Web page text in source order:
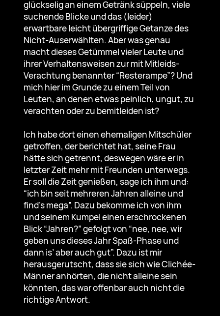
glückselig an einem Getränk süppeln, viele
suchende Blicke und das (leider)
erwartbare leicht übergriffige Getanze des
Nicht-Auserwählten. Aber was genau
macht dieses Getümmel vieler Leute und
ihrer Verhaltensweisen zur mit Mitleids-
Verachtung benannter “Resterampe”? Und
mich hier im Grunde zu einem Teil von
Leuten, an denen etwas peinlich, ungut, zu
verachten oder zu bemitleiden ist?
Ich habe dort einen ehemaligen Mitschüler
getroffen, der berichtet hat, seine Frau
hätte sich getrennt, deswegen wäre er in
letzter Zeit mehr mit Freunden unterwegs.
Er soll die Zeit genießen, sage ich ihm und:
“ich bin seit mehreren Jahren alleine und
find’s mega”. Dazu bekomme ich von ihm
und seinem Kumpel einen erschrockenen
Blick “Jahren?” gefolgt von “nee, nee, wir
geben uns dieses Jahr Spaß-Phase und
dann is’ aber auch gut”. Dazu ist mir
herausgerutscht, dass sie sich wie Clichée-
Männer anhörten, die nicht alleine sein
könnten, das war offenbar auch nicht die
richtige Antwort.